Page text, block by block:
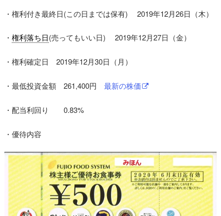
・権利付き最終日(この日までは保有) 2019年12月26日（木）
・ 権利落ち日(売ってもいい日) 2019年12月27日（金）
・権利確定日 2019年12月30日（月）
・最低投資金額 261,400円 最新の株価
・配当利回り 0.83%
・優待内容